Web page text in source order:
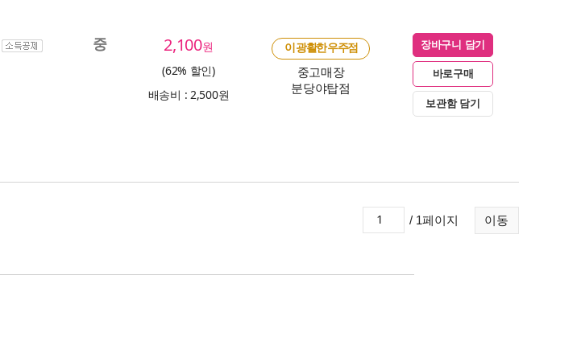
중 2,100원
(62% 할인)
배송비 : 2,500원
이 광활한 우주점
중고매장
분당야탑점
장바구니 담기
바로구매
보관함 담기
이동
/ 1페이지